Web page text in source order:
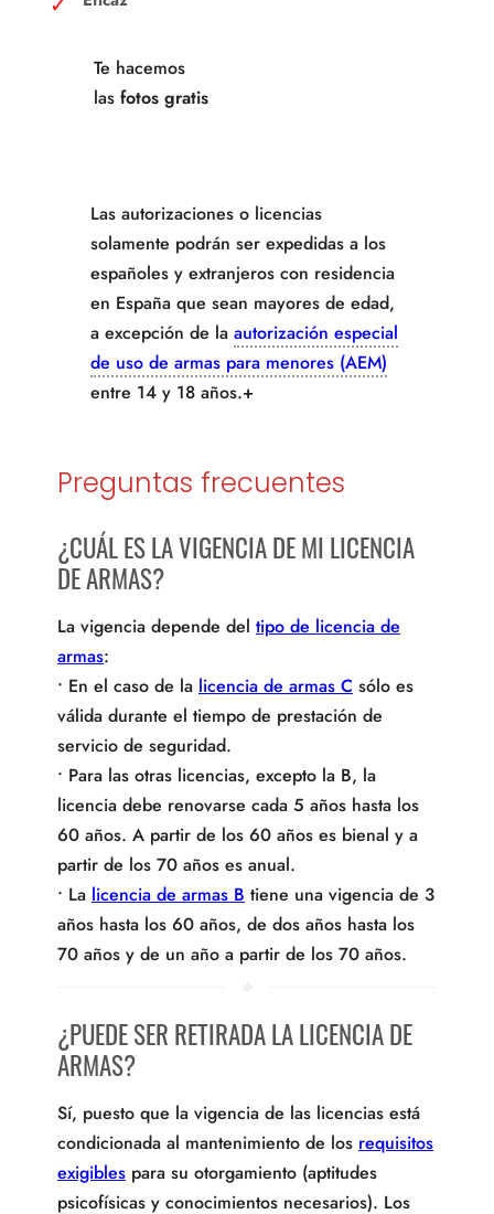
Te hacemos
las fotos gratis
Las autorizaciones o licencias
solamente podrán ser expedidas a los
españoles y extranjeros con residencia
en España que sean mayores de edad,
a excepción de la autorización especial
de uso de armas para menores (AEM)
entre 14 y 18 años.+
Preguntas frecuentes
¿CUÁL ES LA VIGENCIA DE MI LICENCIA
DE ARMAS?
La vigencia depende del tipo de licencia de
armas:
• En el caso de la licencia de armas C sólo es
válida durante el tiempo de prestación de
servicio de seguridad.
• Para las otras licencias, excepto la B, la
licencia debe renovarse cada 5 años hasta los
60 años. A partir de los 60 años es bienal y a
partir de los 70 años es anual.
• La licencia de armas B tiene una vigencia de 3
años hasta los 60 años, de dos años hasta los
70 años y de un año a partir de los 70 años.
¿PUEDE SER RETIRADA LA LICENCIA DE
ARMAS?
Sí, puesto que la vigencia de las licencias está
condicionada al mantenimiento de los requisitos
exigibles para su otorgamiento (aptitudes
psicofísicas y conocimientos necesarios). Los